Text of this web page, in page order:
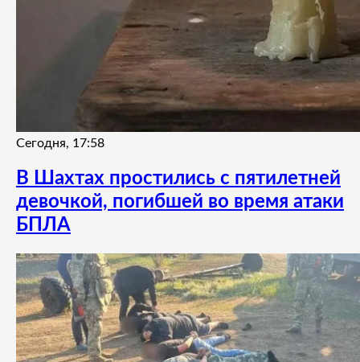
Сегодня, 17:58
В Шахтах простились с пятилетней
девочкой, погибшей во время атаки
БПЛА